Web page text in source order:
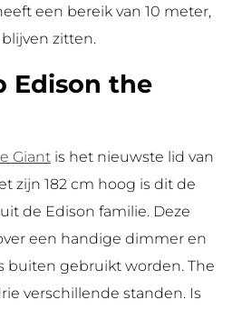
een bereik van 10 meter,
zitten.
Edison the
Giantis het nieuwste lid van
zijn 182 cm hoog is dit de
de Edison familie. Deze
een handige dimmer en
buiten gebruikt worden. The
verschillende standen. Is